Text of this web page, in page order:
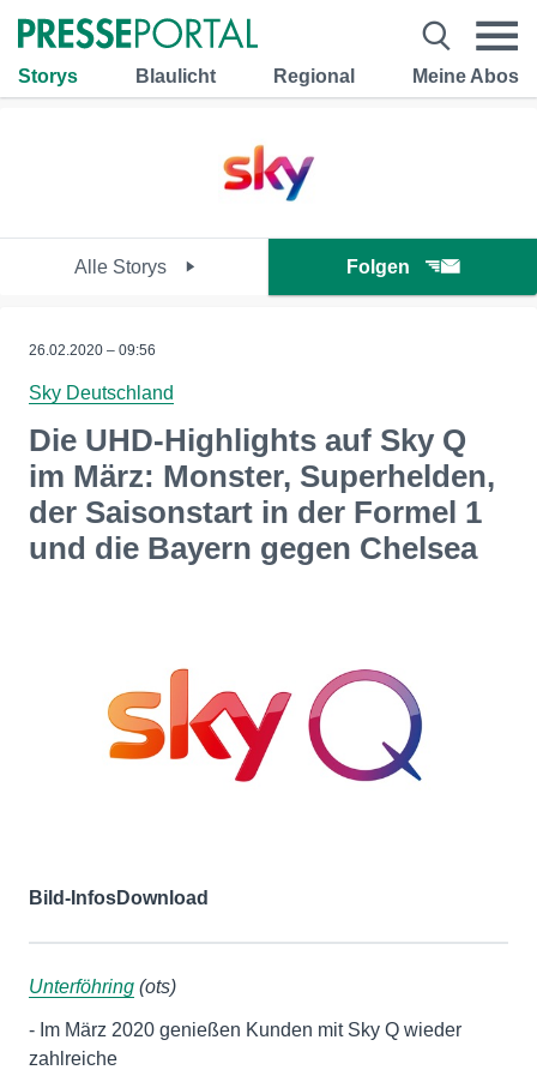
Storys Blaulicht Regional Meine Abos
Alle Storys Folgen
26.02.2020 – 09:56
Sky Deutschland
Die UHD-Highlights auf Sky Q
im März: Monster, Superhelden,
der Saisonstart in der Formel 1
und die Bayern gegen Chelsea
Bild-InfosDownload
Unterföhring (ots)
- Im März 2020 genießen Kunden mit Sky Q wieder
zahlreiche